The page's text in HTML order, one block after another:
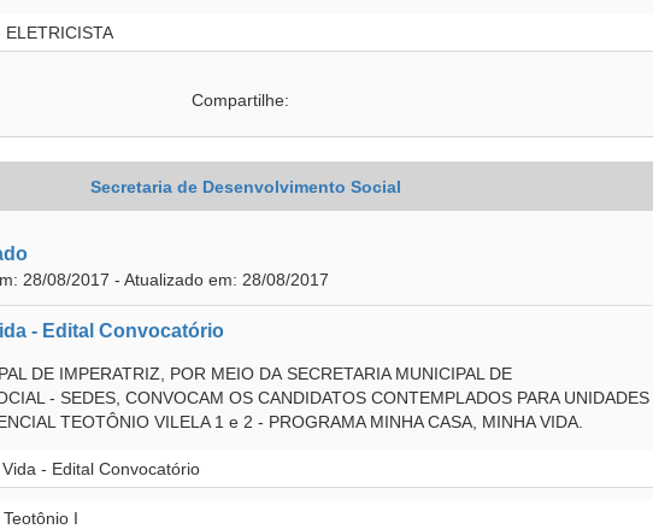
ELETRICISTA
Compartilhe:
Secretaria de Desenvolvimento Social
28/08/2017 - Atualizado em: 28/08/2017
- Edital Convocatório
DE IMPERATRIZ, POR MEIO DA SECRETARIA MUNICIPAL DE
- SEDES, CONVOCAM OS CANDIDATOS CONTEMPLADOS PARA UNIDADES
TEOTÔNIO VILELA 1 e 2 - PROGRAMA MINHA CASA, MINHA VIDA.
- Edital Convocatório
I